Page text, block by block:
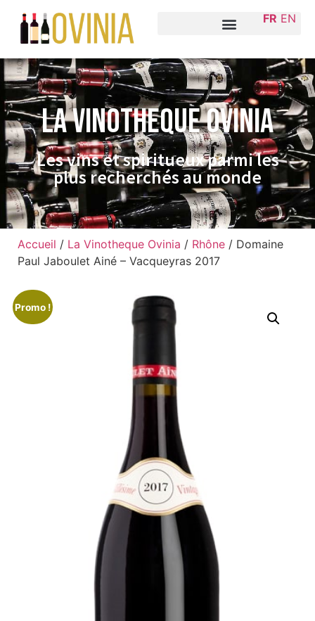
FR EN
La VINOTHEQUE Ovinia
Les vins et spiritueux parmi les
plus recherchés au monde
Accueil / La Vinotheque Ovinia / Rhône / Domaine
Paul Jaboulet Ainé – Vacqueyras 2017
Promo !